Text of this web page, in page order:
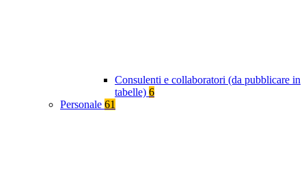
Consulenti e collaboratori (da pubblicare in
tabelle) 6
Personale 61